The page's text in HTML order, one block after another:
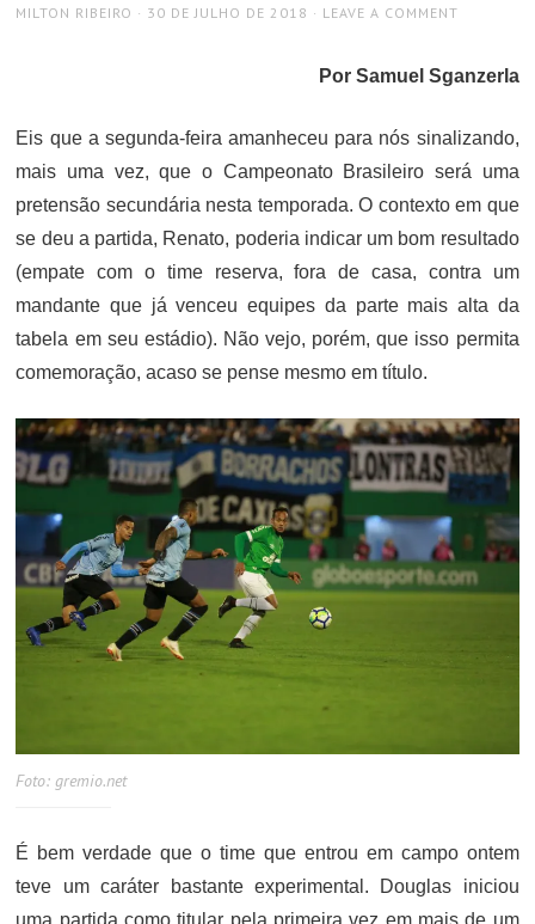
AUTHOR
MILTON RIBEIRO
POSTED
30 DE JULHO DE 2018 LEAVE A COMMENT
Por Samuel Sganzerla
Eis que a segunda-feira amanheceu para nós sinalizando,
mais uma vez, que o Campeonato Brasileiro será uma
pretensão secundária nesta temporada. O contexto em que
se deu a partida, Renato, poderia indicar um bom resultado
(empate com o time reserva, fora de casa, contra um
mandante que já venceu equipes da parte mais alta da
tabela em seu estádio). Não vejo, porém, que isso permita
comemoração, acaso se pense mesmo em título.
Foto: gremio.net
É bem verdade que o time que entrou em campo ontem
teve um caráter bastante experimental. Douglas iniciou
uma partida como titular pela primeira vez em mais de um